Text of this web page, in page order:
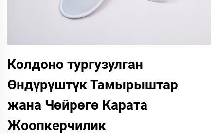
Колдоно тургузулган
Өндүрүштүк Тамырыштар
жана Чөйрөгө Карата
Жоопкерчилик